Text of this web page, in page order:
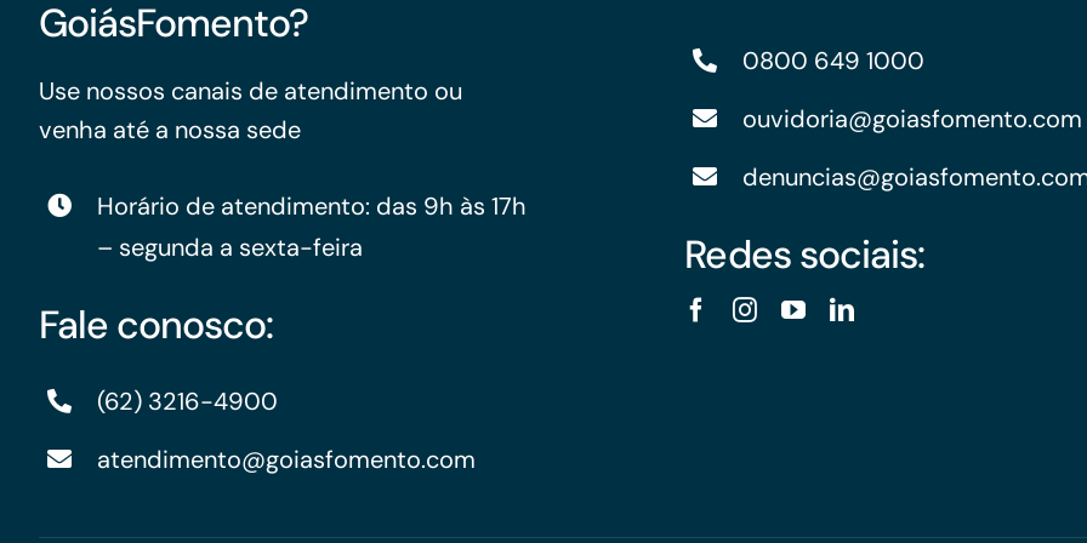
GoiásFomento?
Use nossos canais de atendimento ou
venha até a nossa sede
Horário de atendimento: das 9h às 17h
– segunda a sexta-feira
Fale conosco:
(62) 3216-4900
atendimento@goiasfomento.com
0800 649 1000
ouvidoria@goiasfomento.com
Redes sociais: